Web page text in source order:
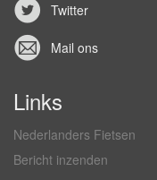
Twitter
Mail ons
Links
Nederlanders Fietsen
Bericht inzenden